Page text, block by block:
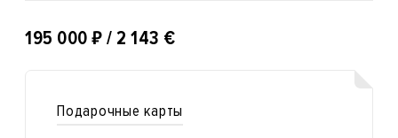
195 000 ₽ / 2 143 €
Подарочные карты